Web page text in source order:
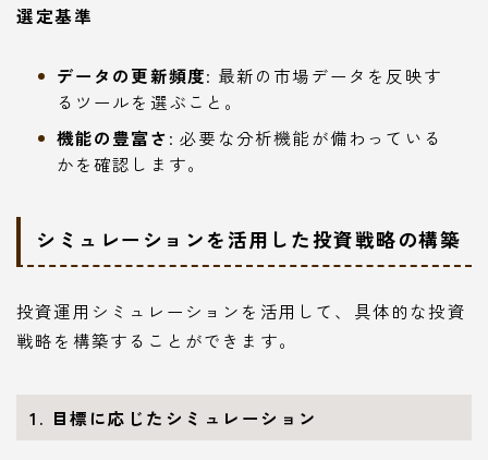
選定基準
データの更新頻度: 最新の市場データを反映す
るツールを選ぶこと。
機能の豊富さ: 必要な分析機能が備わっている
かを確認します。
シミュレーションを活用した投資戦略の構築
投資運用シミュレーションを活用して、具体的な投資
戦略を構築することができます。
1. 目標に応じたシミュレーション